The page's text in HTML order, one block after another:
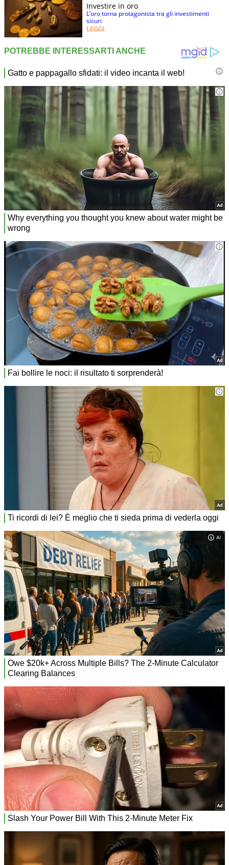
Investire in oro
L’oro torna protagonista tra gli investimenti
sicuri
LEGGI